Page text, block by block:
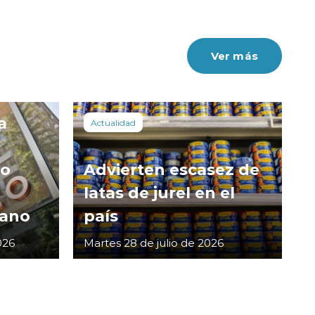
Ver más
Actualidad
Advierten escasez de
latas de jurel en el
país
Martes 28 de julio de 2026